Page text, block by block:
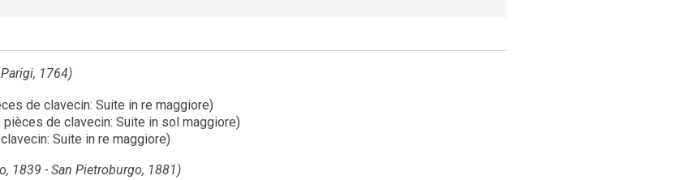
1764)
de clavecin: Suite in re maggiore)
de clavecin: Suite in sol maggiore)
Suite in re maggiore)
1839 - San Pietroburgo, 1881)